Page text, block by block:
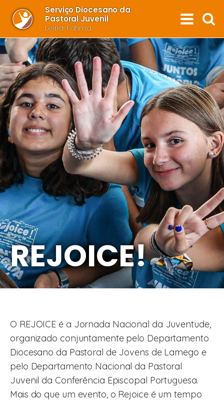
Serviço Diocesano da
Pastoral Juvenil
Leiria-Fátima
REJOICE!
O REJOICE é a Jornada Nacional da Juventude,
organizado conjuntamente pelo Departamento
Diocesano da Pastoral de Jovens de Lamego e
pelo Departamento Nacional da Pastoral
Juvenil da Conferência Episcopal Portuguesa.
Mais do que um evento, o Rejoice é um tempo